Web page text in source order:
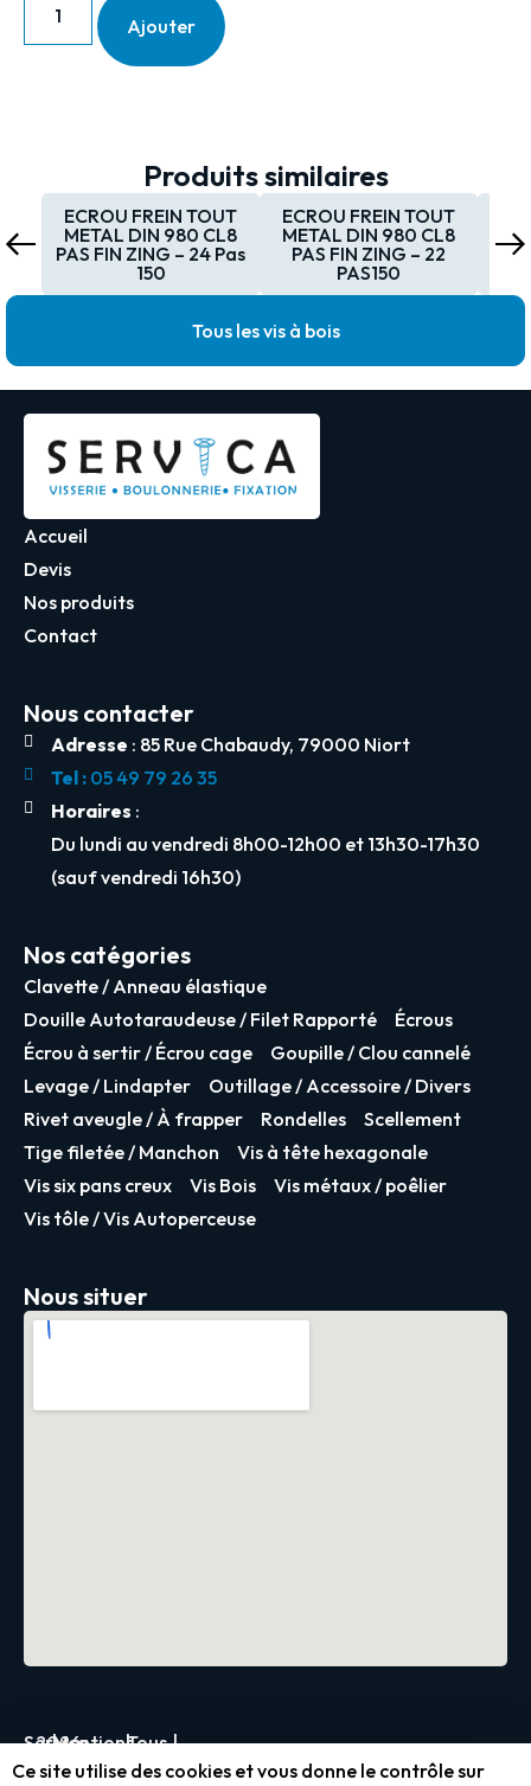
Ajouter
Produits similaires
ECROU FREIN TOUT
METAL DIN 980 CL8
PAS FIN ZING – 24 Pas
150
ECROU FREIN TOUT
METAL DIN 980 CL8
PAS FIN ZING – 22
PAS150
Tous les vis à bois
Accueil
Devis
Nos produits
Contact
Nous contacter
Adresse : 85 Rue Chabaudy, 79000 Niort
Tel :05 49 79 26 35
Horaires :
Du lundi au vendredi 8h00-12h00 et 13h30-17h30
(sauf vendredi 16h30)
Nos catégories
Clavette / Anneau élastique
Douille Autotaraudeuse / Filet Rapporté
Écrous
Écrou à sertir / Écrou cage
Goupille / Clou cannelé
Levage / Lindapter
Outillage / Accessoire / Divers
Rivet aveugle / À frapper
Rondelles
Scellement
Tige filetée / Manchon
Vis à tête hexagonale
Vis six pans creux
Vis Bois
Vis métaux / poêlier
Vis tôle / Vis Autoperceuse
Nous situer
Servica
2026
|Mentions
légales
|Tous
droits
|
Ce site utilise des cookies et vous donne le contrôle sur